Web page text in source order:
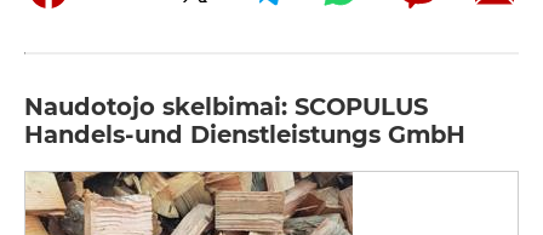
Naudotojo skelbimai: SCOPULUS
Handels-und Dienstleistungs GmbH